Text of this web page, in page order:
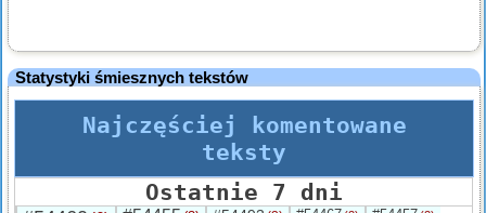
Statystyki śmiesznych tekstów
Najczęściej komentowane
teksty
Ostatnie 7 dni